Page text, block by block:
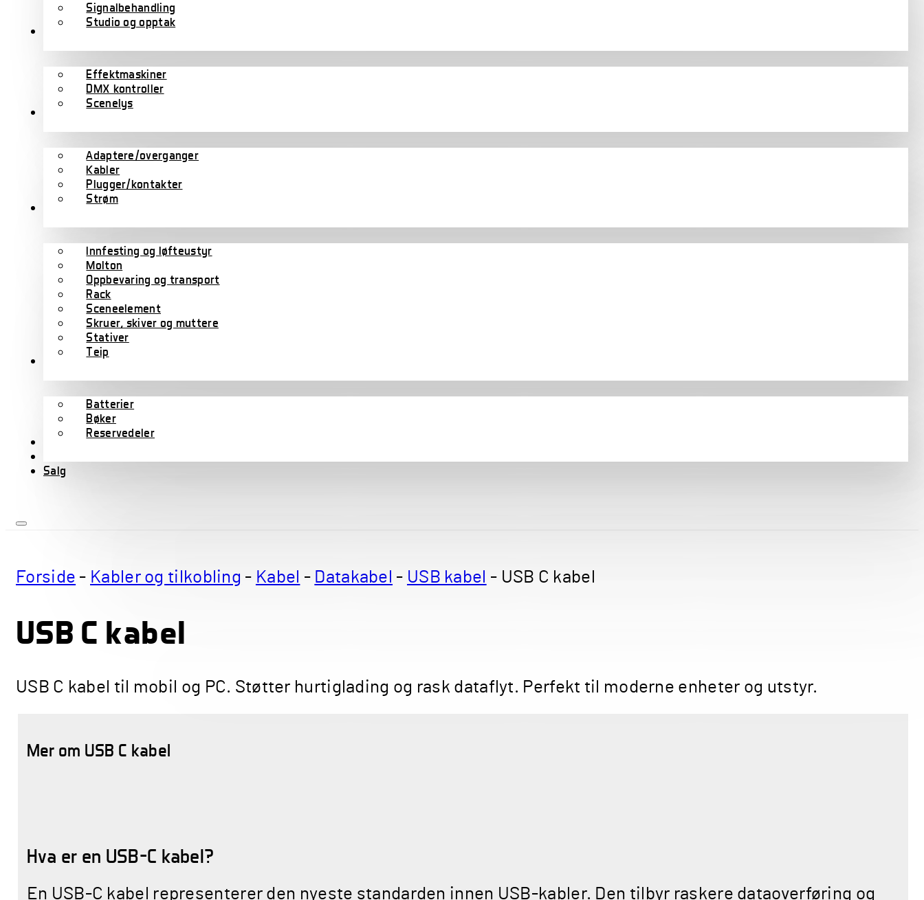
Signalbehandling
Studio og opptak
Effektmaskiner
DMX kontroller
Scenelys
Adaptere/overganger
Kabler
Plugger/kontakter
Strøm
Scene/rigg
Innfesting og løfteustyr
Molton
Oppbevaring og transport
Rack
Sceneelement
Skruer, skiver og muttere
Stativer
Teip
Tilbehør
Batterier
Bøker
Reservedeler
Wharfedale Pro
Salg
Forside - Kabler og tilkobling - Kabel - Datakabel - USB kabel - USB C kabel
USB C kabel
USB C kabel til mobil og PC. Støtter hurtiglading og rask dataflyt. Perfekt til moderne enheter og utstyr.
Mer om USB C kabel
Hva er en USB-C kabel?
En USB-C kabel representerer den nyeste standarden innen USB-kabler. Den tilbyr raskere dataoverføring og